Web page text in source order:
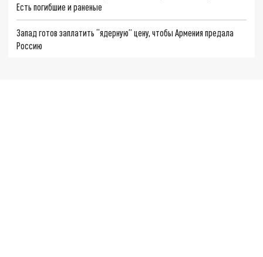
Есть погибшие и раненые
Запад готов заплатить “ядерную” цену, чтобы Армения предала
Россию